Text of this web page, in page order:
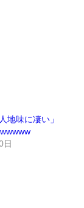
地味に凄い」
日